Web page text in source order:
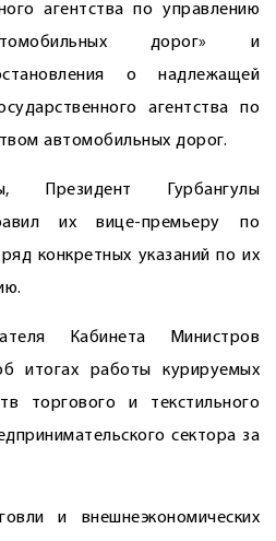
агентства по управлению
дорог» и
о надлежащей
агентства по
автомобильных дорог.
Президент Гурбангулы
их вице-премьеру по
конкретных указаний по их
Кабинета Министров
итогах работы курируемых
торгового и текстильного
сектора за
и внешнеэкономических